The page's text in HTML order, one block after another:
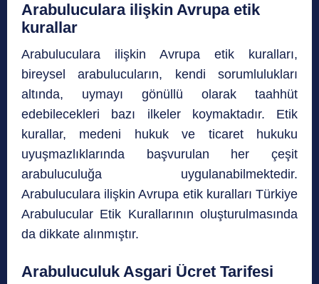
Arabuluculara ilişkin Avrupa etik
kurallar
Arabuluculara ilişkin Avrupa etik kuralları,
bireysel arabulucuların, kendi sorumlulukları
altında, uymayı gönüllü olarak taahhüt
edebilecekleri bazı ilkeler koymaktadır. Etik
kurallar, medeni hukuk ve ticaret hukuku
uyuşmazlıklarında başvurulan her çeşit
arabuluculuğa uygulanabilmektedir.
Arabuluculara ilişkin Avrupa etik kuralları Türkiye
Arabulucular Etik Kurallarının oluşturulmasında
da dikkate alınmıştır.
Arabuluculuk Asgari Ücret Tarifesi